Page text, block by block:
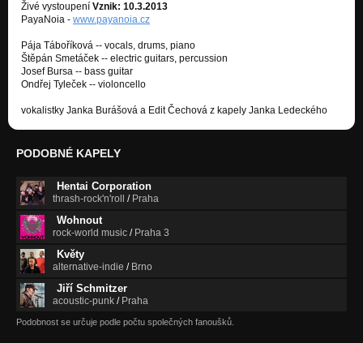
Živé vystoupení Vznik: 10.3.2013
PayaNoia - www.payanoia.cz
Pája Táboříková -- vocals, drums, piano
Štěpán Smetáček -- electric guitars, percussion
Josef Bursa -- bass guitar
Ondřej Tyleček -- violoncello
vokalistky Janka Burášová a Edit Čechová z kapely Janka Ledeckého
PODOBNÉ KAPELY
Hentai Corporation
thrash-rock'n'roll / Praha
Wohnout
rock-world music / Praha 3
Květy
alternative-indie / Brno
Jiří Schmitzer
acoustic-punk / Praha
Podobnost se určuje podle počtu společných fanoušků.